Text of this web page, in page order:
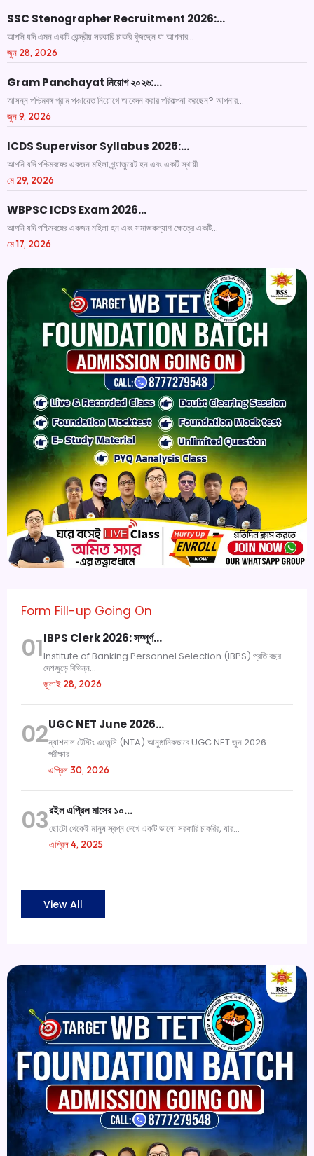
SSC Stenographer Recruitment 2026:…
আপনি যদি এমন একটি কেন্দ্রীয় সরকারি চাকরি খুঁজছেন যা আপনার...
জুন 28, 2026
Gram Panchayat নিয়োগ ২০২৬:…
আসন্ন পশ্চিমবঙ্গ গ্রাম পঞ্চায়েত নিয়োগে আবেদন করার পরিকল্পনা করছেন? আপনার...
জুন 9, 2026
ICDS Supervisor Syllabus 2026:…
আপনি যদি পশ্চিমবঙ্গের একজন মহিলা গ্র্যাজুয়েট হন এবং একটি স্থায়ী...
মে 29, 2026
WBPSC ICDS Exam 2026…
আপনি যদি পশ্চিমবঙ্গের একজন মহিলা হন এবং সমাজকল্যাণ ক্ষেত্রে একটি...
মে 17, 2026
Form Fill-up Going On
01IBPS Clerk 2026: সম্পূর্ণ…
Institute of Banking Personnel Selection (IBPS) প্রতি বছর
দেশজুড়ে বিভিন্ন...
জুলাই 28, 2026
02UGC NET June 2026…
ন্যাশনাল টেস্টিং এজেন্সি (NTA) আনুষ্ঠানিকভাবে UGC NET জুন 2026
পরীক্ষার...
এপ্রিল 30, 2026
03রইল এপ্রিল মাসের ১০…
ছোটো থেকেই মানুষ স্বপ্ন দেখে একটি ভালো সরকারি চাকরির, যার...
এপ্রিল 4, 2025
View All